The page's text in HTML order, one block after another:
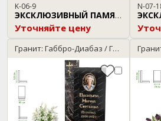
K-06-9
ЭКСКЛЮЗИВНЫЙ ПАМЯТНИК
Уточняйте цену
N-07-
Гранит: Габбро-Диабаз / Гранатовый амфиболит